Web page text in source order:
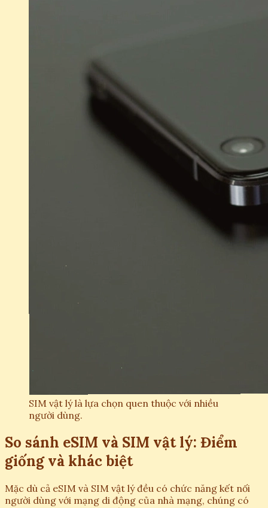
SIM vật lý là lựa chọn quen thuộc với nhiều
người dùng.
So sánh eSIM và SIM vật lý: Điểm
giống và khác biệt
Mặc dù cả eSIM và SIM vật lý đều có chức năng kết nối
người dùng với mạng di động của nhà mạng, chúng có